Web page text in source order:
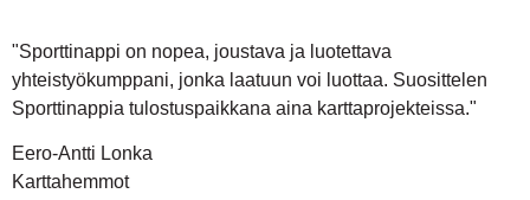
"Sporttinappi on nopea, joustava ja luotettava
yhteistyökumppani, jonka laatuun voi luottaa. Suosittelen
Sporttinappia tulostuspaikkana aina karttaprojekteissa."
Eero-Antti Lonka
Karttahemmot